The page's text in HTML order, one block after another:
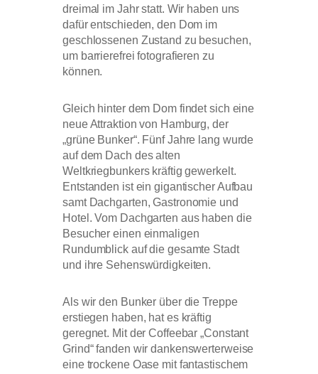
dreimal im Jahr statt. Wir haben uns
dafür entschieden, den Dom im
geschlossenen Zustand zu besuchen,
um barrierefrei fotografieren zu
können.
Gleich hinter dem Dom findet sich eine
neue Attraktion von Hamburg, der
„grüne Bunker“. Fünf Jahre lang wurde
auf dem Dach des alten
Weltkriegbunkers kräftig gewerkelt.
Entstanden ist ein gigantischer Aufbau
samt Dachgarten, Gastronomie und
Hotel. Vom Dachgarten aus haben die
Besucher einen einmaligen
Rundumblick auf die gesamte Stadt
und ihre Sehenswürdigkeiten.
Als wir den Bunker über die Treppe
erstiegen haben, hat es kräftig
geregnet. Mit der Coffeebar „Constant
Grind“ fanden wir dankenswerterweise
eine trockene Oase mit fantastischem